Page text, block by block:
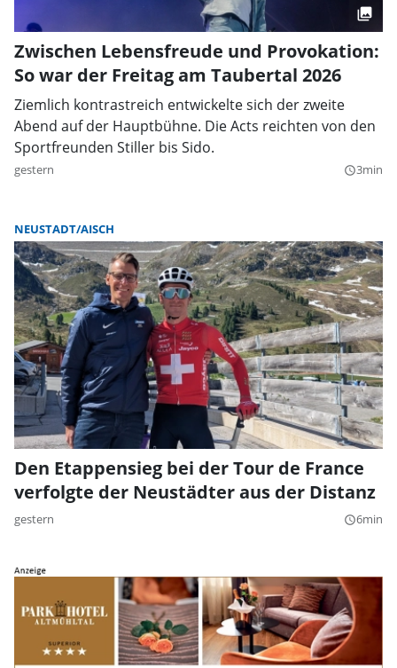
Zwischen Lebensfreude und Provokation:
So war der Freitag am Taubertal 2026
Ziemlich kontrastreich entwickelte sich der zweite
Abend auf der Hauptbühne. Die Acts reichten von den
Sportfreunden Stiller bis Sido.
gestern query_builder3min
NEUSTADT/AISCH
Den Etappensieg bei der Tour de France
verfolgte der Neustädter aus der Distanz
gestern query_builder6min